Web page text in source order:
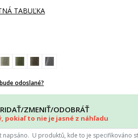
TABUĽKA
odoslané?
ZMENIŤ/ODOBRÁŤ
pokiaľ to nie je jasné z náhľadu